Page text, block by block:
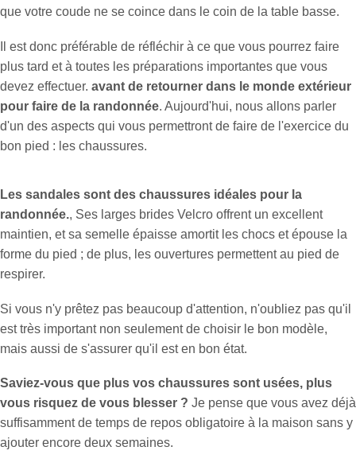
que votre coude ne se coince dans le coin de la table basse.
Il est donc préférable de réfléchir à ce que vous pourrez faire
plus tard et à toutes les préparations importantes que vous
devez effectuer. avant de retourner dans le monde extérieur
pour faire de la randonnée. Aujourd'hui, nous allons parler
d'un des aspects qui vous permettront de faire de l'exercice du
bon pied : les chaussures.
Les sandales sont des chaussures idéales pour la
randonnée., Ses larges brides Velcro offrent un excellent
maintien, et sa semelle épaisse amortit les chocs et épouse la
forme du pied ; de plus, les ouvertures permettent au pied de
respirer.
Si vous n'y prêtez pas beaucoup d'attention, n'oubliez pas qu'il
est très important non seulement de choisir le bon modèle,
mais aussi de s'assurer qu'il est en bon état.
Saviez-vous que plus vos chaussures sont usées, plus
vous risquez de vous blesser ? Je pense que vous avez déjà
suffisamment de temps de repos obligatoire à la maison sans y
ajouter encore deux semaines.